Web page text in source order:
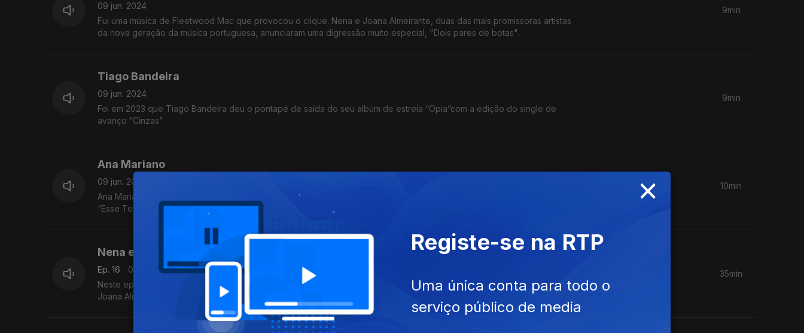
09 jun. 2024
Fui uma música de Fleetwood Mac que provocou o clique. Nena e Joana Almeirante, duas das mais promissoras artistas
da nova geração da música portuguesa, anunciaram uma digressão muito especial, "Dois pares de botas".
9min
Tiago Bandeira
09 jun. 2024
Foi em 2023 que Tiago Bandeira deu o pontapé de saída do seu albúm de estreia “Opia”com a edição do single de
avanço “Cinzas”.
9min
Ana Mariano
09 jun. 2024
Ana Mariano lançou o álbum de estreia “Nuvem”, produzido por João Só e Luar, do qual já são conhecidos os singles
“Esse Teu Riso” e “Recomeço" ft. Janeiro.
10min
Nena e Joana Almeirante, Tiago Bandeira, Ana Mariano
Ep. 16
09 jun. 2024
Neste episódio: novidades de Tiago Bandeira, disco de Ana Mariano e a subida a palco em ritmo country de Nena e
Joana Almeirante.
35min
×
Registe-se na RTP
Uma única conta para todo o
serviço público de media